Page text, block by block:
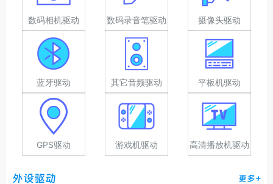
数码相机驱动 数码录音笔驱动 摄像头驱动
蓝牙驱动 其它音频驱动 平板机驱动
GPS驱动 游戏机驱动 高清播放机驱动
外设驱动 更多+